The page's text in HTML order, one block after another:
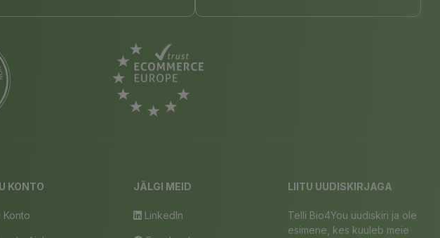
KONTO
Konto
JÄLGI MEID
LinkedIn
LIITU UUDISKIRJAGA
Telli Bio4You uudiskiri ja ole
esimene, kes kuuleb meie